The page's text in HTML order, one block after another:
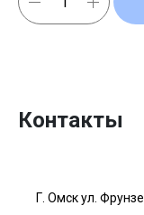
Контакты
Г. Омск ул.